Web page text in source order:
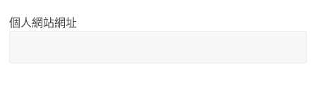
個人網站網址